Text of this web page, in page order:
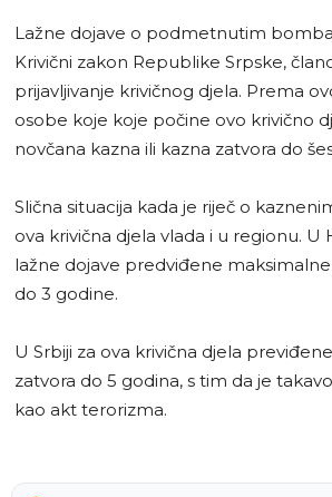
Lažne dojave o podmetnutim
Krivični zakon Republike Srpske,
prijavljivanje krivičnog djela. Prema
osobe koje koje počine ovo krivično
novčana kazna ili kazna zatvora do
Slična situacija kada je riječ o
ova krivična djela vlada i u regionu. U
lažne dojave predviđene
do 3 godine.
U Srbiji za ova krivična djela
zatvora do 5 godina, s tim da je
kao akt terorizma.